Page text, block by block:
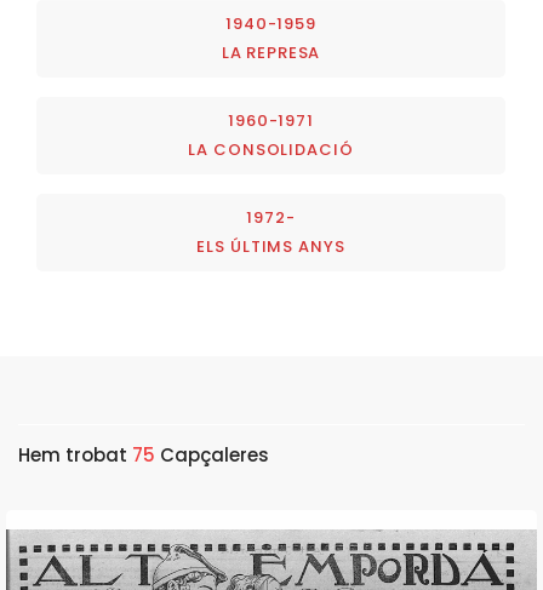
1940-1959
LA REPRESA
1960-1971
LA CONSOLIDACIÓ
1972-
ELS ÚLTIMS ANYS
Hem trobat 75 Capçaleres